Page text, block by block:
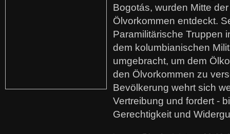
Bogotás, wurden Mitte
Ölvorkommen entdeckt.
Paramilitärische Truppen
dem kolumbianischen
umgebracht, um dem
den Ölvorkommen zu
Bevölkerung wehrt sich
Vertreibung und fordert -
Gerechtigkeit und